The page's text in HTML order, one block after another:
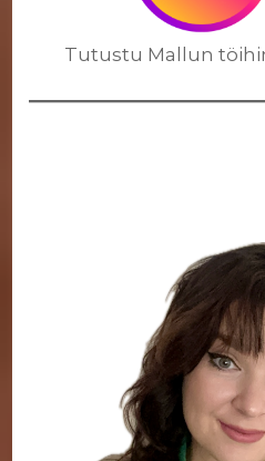
Tutustu Mallun